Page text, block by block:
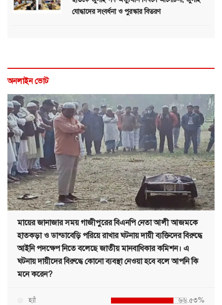
যোদ্ধাদের সংবর্ধনা ও পুরস্কার বিতরণ
অনলাইন ভোট
মায়ের জানাজার সময় গাজীপুরের বিএনপি নেতা আলী আজমকে
হাতকড়া ও ডান্ডাবেড়ি পরিয়ে রাখার ঘটনায় দায়ী ব্যক্তিদের বিরুদ্ধে
আইনি পদক্ষেপ নিতে বলেছে জাতীয় মানবাধিকার কমিশন। এ
ঘটনায় দায়ীদের বিরুদ্ধে কোনো ব্যবস্থা নেওয়া হবে বলে আপনি কি
মনে করেন?
হ্যাঁ ৬৬.৫৩%